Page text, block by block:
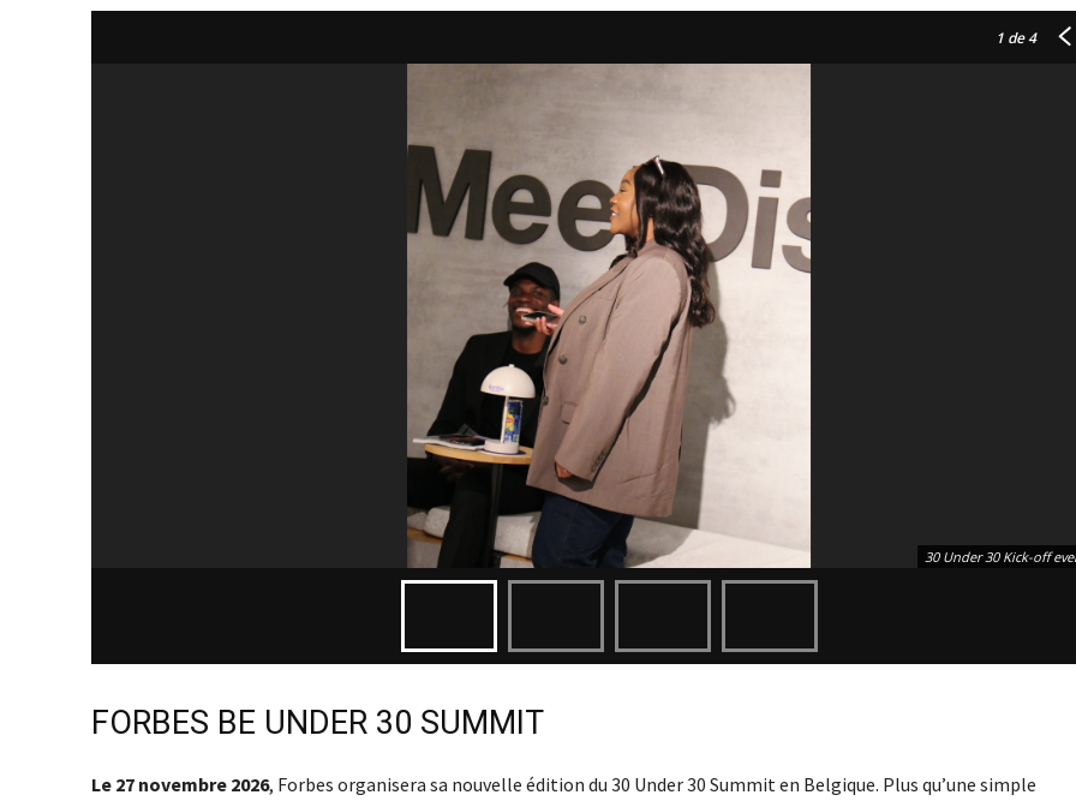
1 de 4
30 Under 30 Kick-off
FORBES BE UNDER 30 SUMMIT
Le 27 novembre 2026, Forbes organisera sa nouvelle édition du 30 Under 30 Summit en Belgique. Plus qu’une simple